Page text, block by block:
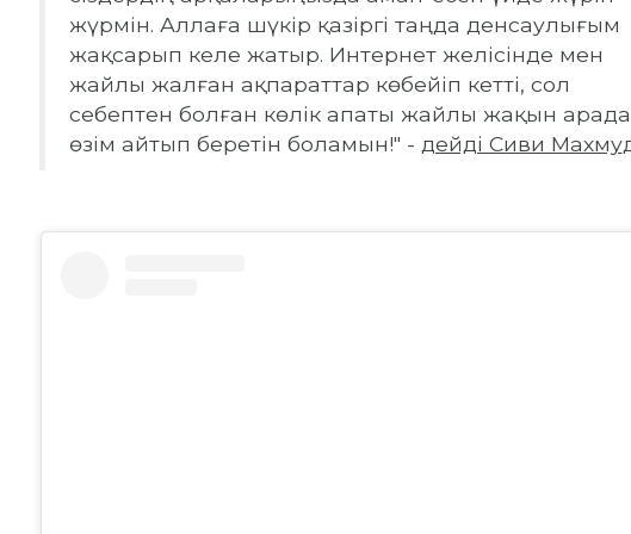
жүрмін. Аллаға шүкір қазіргі таңда денсаулығым
жақсарып келе жатыр. Интернет желісінде мен
жайлы жалған ақпараттар көбейіп кетті, сол
себептен болған көлік апаты жайлы жақын арада
өзім айтып беретін боламын!" - дейді Сиви Махму